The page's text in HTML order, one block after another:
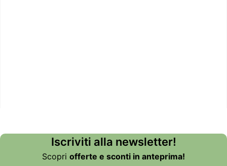
Iscriviti alla newsletter!
Scopri offerte e sconti in anteprima!